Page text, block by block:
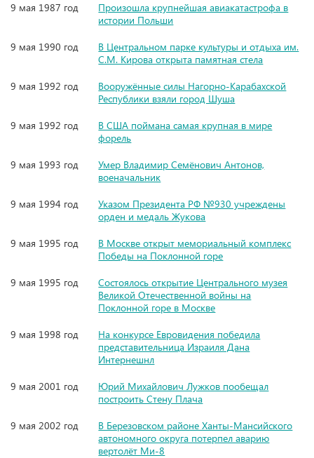
9 мая 1987 год
Произошла крупнейшая авиакатастрофа в
истории Польши
9 мая 1990 год
В Центральном парке культуры и отдыха им.
С.М. Кирова открыта памятная стела
9 мая 1992 год
Вооружённые силы Нагорно-Карабахской
Республики взяли город Шуша
9 мая 1992 год
В США поймана самая крупная в мире
форель
9 мая 1993 год
Умер Владимир Семёнович Антонов,
военачальник
9 мая 1994 год
Указом Президента РФ №930 учреждены
орден и медаль Жукова
9 мая 1995 год
В Москве открыт мемориальный комплекс
Победы на Поклонной горе
9 мая 1995 год
Состоялось открытие Центрального музея
Великой Отечественной войны на
Поклонной горе в Москве
9 мая 1998 год
На конкурсе Евровидения победила
представительница Израиля Дана
Интернешнл
9 мая 2001 год
Юрий Михайлович Лужков пообещал
построить Стену Плача
9 мая 2002 год
В Березовском районе Ханты-Мансийского
автономного округа потерпел аварию
вертолёт Ми-8